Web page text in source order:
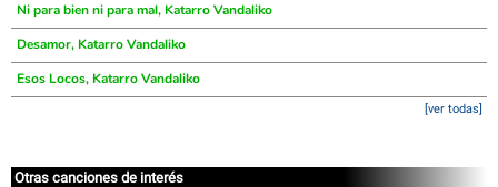
Ni para bien ni para mal, Katarro Vandaliko
Desamor, Katarro Vandaliko
Esos Locos, Katarro Vandaliko
[ver todas]
Otras canciones de interés